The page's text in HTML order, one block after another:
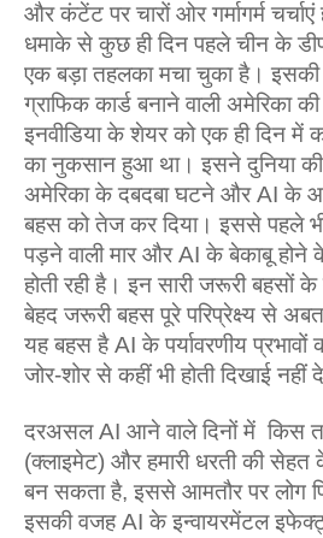
और कंटेंट पर चारों ओर गर्मागर्म
धमाके से कुछ ही दिन पहले चीन के
एक बड़ा तहलका मचा चुका है।
ग्राफिक कार्ड बनाने वाली अमेरिका
इनवीडिया के शेयर को एक ही दिन में
का नुकसान हुआ था। इसने दुनिया की
अमेरिका के दबदबा घटने और AI के
बहस को तेज कर दिया। इससे पहले
पड़ने वाली मार और AI के बेकाबू
होती रही है। इन सारी जरूरी
बेहद जरूरी बहस पूरे परिप्रेक्ष्‍य से
यह बहस है AI के पर्यावरणीय प्रभावों
जोर-शोर से कहीं भी होती दिखाई नहीं
दरअसल AI आने वाले दिनों में किस
(क्‍लाइमेट) और हमारी धरती की सेहत
बन सकता है, इससे आमतौर पर लोग
इसकी वजह AI के इन्‍वायरमेंटल